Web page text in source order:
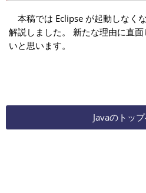
本稿では Eclipse が起動しなく
解説しました。 新たな理由に直
いと思います。
Javaのトッ